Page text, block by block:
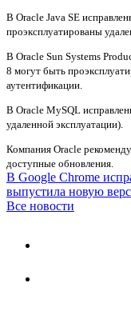
В Oracle Java SE
проэксплуатированы
В Oracle Sun Systems
8 могут быть
аутентификации.
В Oracle MySQL
удаленной эксплуатации).
Компания Oracle
доступные обновления.
В Google Chrome
выпустила новую
Все новости